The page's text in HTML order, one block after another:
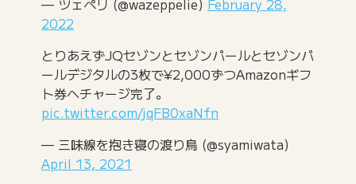
2022
とりあえずJQセゾンとセゾンパールとセゾンパ
ールデジタルの3枚で¥2,000ずつAmazonギフ
ト券へチャージ完了。
pic.twitter.com/jqFB0xaNfn
— 三味線を抱き寝の渡り鳥 (@syamiwata)
April 13, 2021